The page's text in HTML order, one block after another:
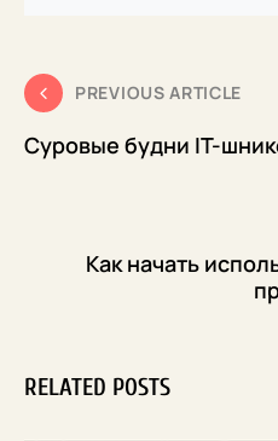
PREVIOUS ARTICLE
Суровые будни IT-
Как начать
RELATED POSTS